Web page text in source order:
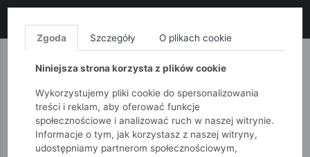
MONNARI QUIOSQUE
Zgoda Szczegóły O plikach cookie
Niniejsza strona korzysta z plików cookie
Wykorzystujemy pliki cookie do spersonalizowania
treści i reklam, aby oferować funkcje
społecznościowe i analizować ruch w naszej witrynie.
Informacje o tym, jak korzystasz z naszej witryny,
udostępniamy partnerom społecznościowym,